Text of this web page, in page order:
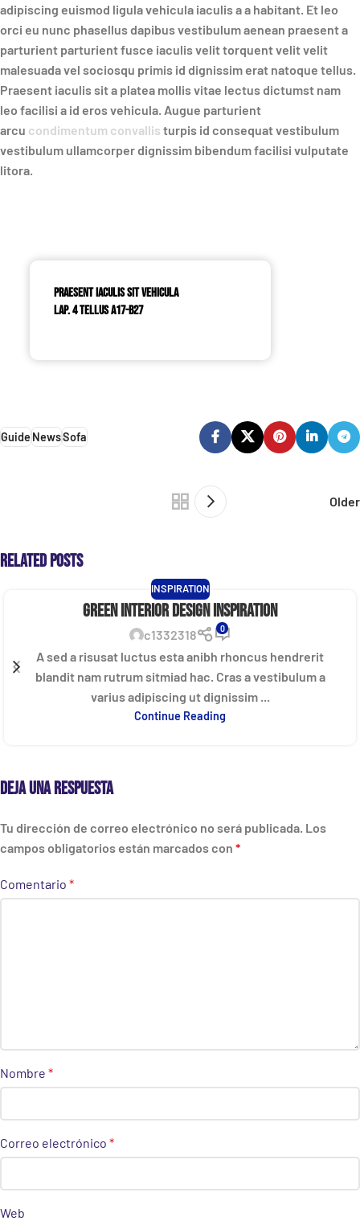
adipiscing euismod ligula vehicula iaculis a a habitant. Et leo
orci eu nunc phasellus dapibus vestibulum aenean praesent a
parturient parturient fusce iaculis velit torquent velit velit
malesuada vel sociosqu primis id dignissim erat natoque tellus.
Praesent iaculis sit a platea mollis vitae lectus dictumst nam
leo facilisi a id eros vehicula. Augue parturient
arcu condimentum convallis turpis id consequat vestibulum
vestibulum ullamcorper dignissim bibendum facilisi vulputate
litora.
Praesent Iaculis sit Vehicula
Lap. 4 Tellus A17-B27
GuideNewsSofa
Older
Related Posts
INSPIRATION
Green interior design inspiration
c1332318 0
A sed a risusat luctus esta anibh rhoncus hendrerit
blandit nam rutrum sitmiad hac. Cras a vestibulum a
varius adipiscing ut dignissim ...
Continue Reading
Deja una respuesta
Tu dirección de correo electrónico no será publicada. Los
campos obligatorios están marcados con *
Comentario *
Nombre *
Correo electrónico *
Web